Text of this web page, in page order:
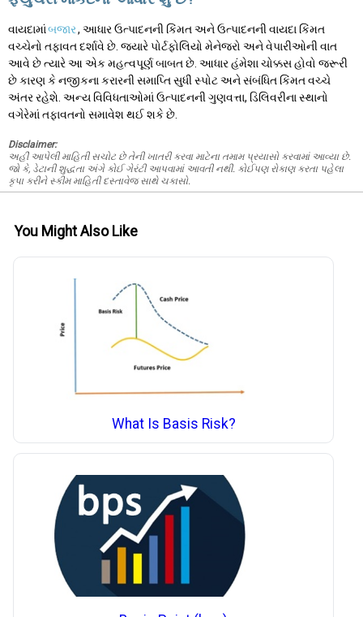
વાયદામાંબજાર, આધાર ઉત્પાદનની કિંમત અને ઉત્પાદનની વાયદા કિંમત
વચ્ચેનો તફાવત દર્શાવે છે. જ્યારે પોર્ટફોલિયો મેનેજરો અને વેપારીઓની વાત
આવે છે ત્યારે આ એક મહત્વપૂર્ણ બાબત છે. આધાર હંમેશા ચોક્કસ હોવો જરૂરી
છે કારણ કે નજીકના કરારની સમાપ્તિ સુધી સ્પોટ અને સંબંધિત કિંમત વચ્ચે
અંતર રહેશે. અન્ય વિવિધતાઓમાં ઉત્પાદનની ગુણવત્તા, ડિલિવરીના સ્થાનો
વગેરેમાં તફાવતનો સમાવેશ થઈ શકે છે.
Disclaimer:
અહીં આપેલી માહિતી સચોટ છે તેની ખાતરી કરવા માટેના તમામ પ્રયાસો કરવામાં આવ્યા છે.
જો કે, ડેટાની શુદ્ધતા અંગે કોઈ ગેરંટી આપવામાં આવતી નથી. કોઈપણ રોકાણ કરતા પહેલા
કૃપા કરીને સ્કીમ માહિતી દસ્તાવેજ સાથે ચકાસો.
You Might Also Like
What Is Basis Risk?